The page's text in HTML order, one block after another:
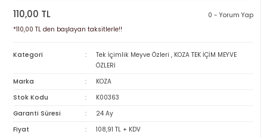
110,00 TL
0 - Yorum Yap
*110,00 TL den başlayan taksitlerle!!
Kategori Tek İçimlik Meyve Özleri , KOZA TEK İÇİM MEYVE
ÖZLERİ
Marka
KOZA
Stok Kodu
K00363
Garanti Süresi
24 Ay
Fiyat
108,91 TL + KDV